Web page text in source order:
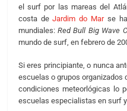
el surf por las mareas del
costa deJardim do Marse
mundiales:Red Bull Big Wave
mundo de surf, en febrero de
Si eres principiante, o nunca
escuelas o grupos organizados
condiciones meteorlógicas lo
escuelas especialistas en surf